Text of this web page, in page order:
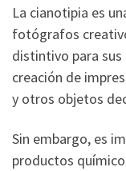
La cianotipia es
fotógrafos
distintivo para sus
creación de
y otros objetos
Sin embargo, es
productos